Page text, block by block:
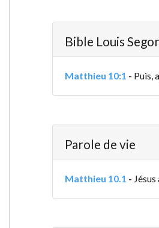
Bible Louis
Matthieu 10:1 - Puis,
Parole de vie
Matthieu 10.1 -